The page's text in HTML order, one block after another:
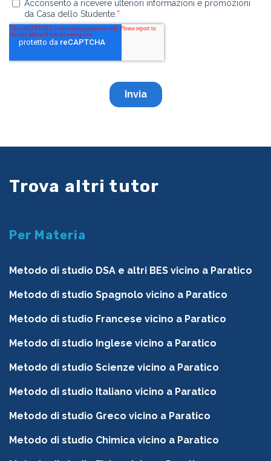
Trova altri tutor
Per Materia
Metodo di studio DSA e altri BES vicino a Paratico
Metodo di studio Spagnolo vicino a Paratico
Metodo di studio Francese vicino a Paratico
Metodo di studio Inglese vicino a Paratico
Metodo di studio Scienze vicino a Paratico
Metodo di studio Italiano vicino a Paratico
Metodo di studio Greco vicino a Paratico
Metodo di studio Chimica vicino a Paratico